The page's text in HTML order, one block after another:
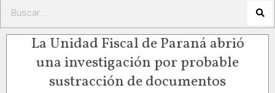
La Unidad Fiscal de Paraná abrió
una investigación por probable
sustracción de documentos